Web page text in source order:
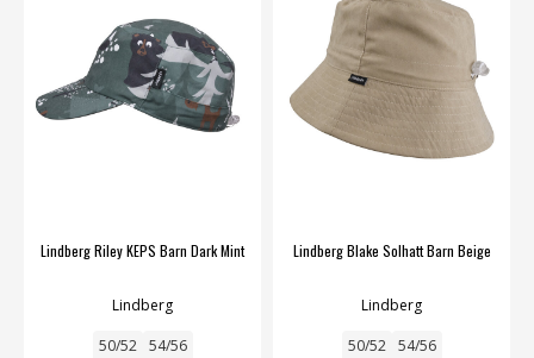
Lindberg Riley KEPS Barn Dark Mint
Lindberg
50/52 54/56
Lindberg Blake Solhatt Barn Beige
Lindberg
50/52 54/56